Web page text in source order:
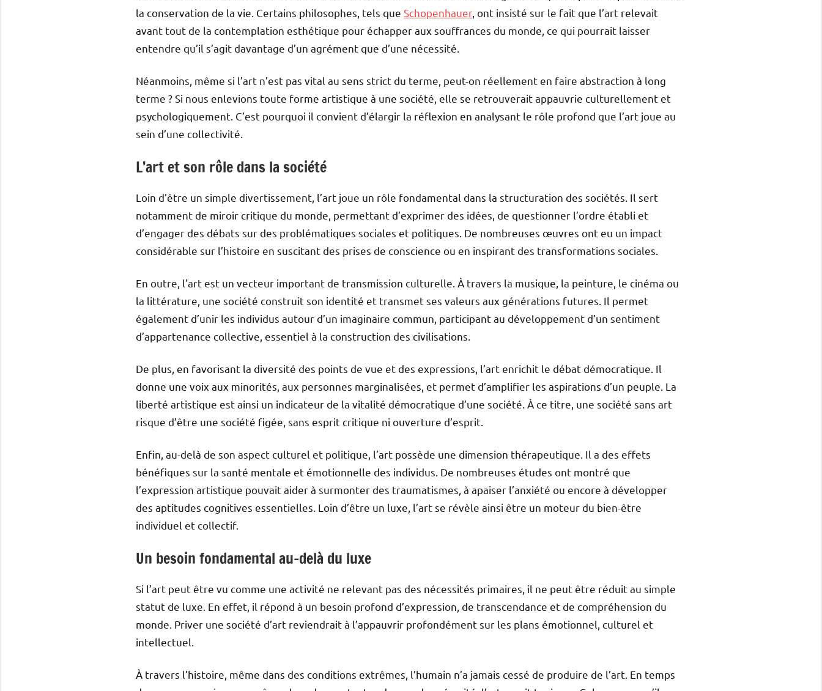
la conservation de la vie. Certains philosophes, tels que Schopenhauer, ont insisté sur le fait que l’art relevait
avant tout de la contemplation esthétique pour échapper aux souffrances du monde, ce qui pourrait laisser
entendre qu’il s’agit davantage d’un agrément que d’une nécessité.
Néanmoins, même si l’art n’est pas vital au sens strict du terme, peut-on réellement en faire abstraction à long
terme ? Si nous enlevions toute forme artistique à une société, elle se retrouverait appauvrie culturellement et
psychologiquement. C’est pourquoi il convient d’élargir la réflexion en analysant le rôle profond que l’art joue au
sein d’une collectivité.
L’art et son rôle dans la société
Loin d’être un simple divertissement, l’art joue un rôle fondamental dans la structuration des sociétés. Il sert
notamment de miroir critique du monde, permettant d’exprimer des idées, de questionner l’ordre établi et
d’engager des débats sur des problématiques sociales et politiques. De nombreuses œuvres ont eu un impact
considérable sur l’histoire en suscitant des prises de conscience ou en inspirant des transformations sociales.
En outre, l’art est un vecteur important de transmission culturelle. À travers la musique, la peinture, le cinéma ou
la littérature, une société construit son identité et transmet ses valeurs aux générations futures. Il permet
également d’unir les individus autour d’un imaginaire commun, participant au développement d’un sentiment
d’appartenance collective, essentiel à la construction des civilisations.
De plus, en favorisant la diversité des points de vue et des expressions, l’art enrichit le débat démocratique. Il
donne une voix aux minorités, aux personnes marginalisées, et permet d’amplifier les aspirations d’un peuple. La
liberté artistique est ainsi un indicateur de la vitalité démocratique d’une société. À ce titre, une société sans art
risque d’être une société figée, sans esprit critique ni ouverture d’esprit.
Enfin, au-delà de son aspect culturel et politique, l’art possède une dimension thérapeutique. Il a des effets
bénéfiques sur la santé mentale et émotionnelle des individus. De nombreuses études ont montré que
l’expression artistique pouvait aider à surmonter des traumatismes, à apaiser l’anxiété ou encore à développer
des aptitudes cognitives essentielles. Loin d’être un luxe, l’art se révèle ainsi être un moteur du bien-être
individuel et collectif.
Un besoin fondamental au-delà du luxe
Si l’art peut être vu comme une activité ne relevant pas des nécessités primaires, il ne peut être réduit au simple
statut de luxe. En effet, il répond à un besoin profond d’expression, de transcendance et de compréhension du
monde. Priver une société d’art reviendrait à l’appauvrir profondément sur les plans émotionnel, culturel et
intellectuel.
À travers l’histoire, même dans des conditions extrêmes, l’humain n’a jamais cessé de produire de l’art. En temps